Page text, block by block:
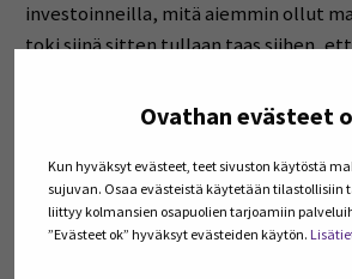
Ovathan evästeet
Kun hyväksyt evästeet, teet sivuston käytöstä
sujuvan. Osaa evästeistä käytetään tilastollisiin
liittyy kolmansien osapuolien tarjoamiin
”Evästeet ok” hyväksyt evästeiden käytön.
investoinneilla, mitä aiemmin ollut
toki siinä sitten tullaan taas siihen,
tietoturvaan liittyvät asiat.
Tuire Hautala-Kankaanpää: Kyllä,
varmaan tule vähenemään,
No mitä sitten ajattelet, että mitä